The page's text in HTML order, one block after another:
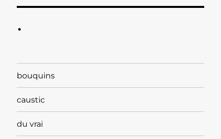
bouquins
caustic
du vrai